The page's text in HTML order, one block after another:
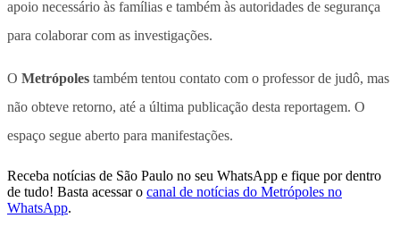
apoio necessário às famílias e também às autoridades de segurança
para colaborar com as investigações.
O Metrópoles também tentou contato com o professor de judô, mas
não obteve retorno, até a última publicação desta reportagem. O
espaço segue aberto para manifestações.
Receba notícias de São Paulo no seu WhatsApp e fique por dentro
de tudo! Basta acessar o canal de notícias do Metrópoles no
WhatsApp.